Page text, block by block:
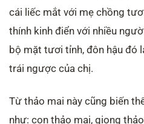
cái liếc mắt với mẹ chồng
thính kinh điển với nhiều
bộ mặt tươi tỉnh, đôn hậu đó
trái ngược của chị.
Từ thảo mai này cũng biến
như: con thảo mai, giọng